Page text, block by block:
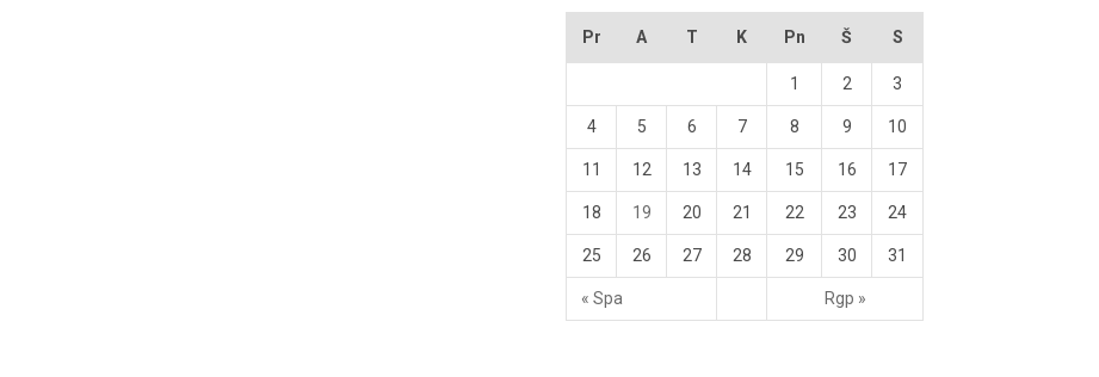
Pr A T K Pn Š S
« Spa Rgp »
1 2 3
4 5 6 7 8 9 10
11 12 13 14 15 16 17
18 19 20 21 22 23 24
25 26 27 28 29 30 31